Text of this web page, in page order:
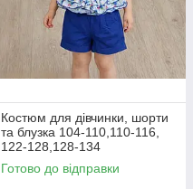
Костюм для дівчинки, шорти
та блузка 104-110,110-116,
122-128,128-134
Готово до відправки